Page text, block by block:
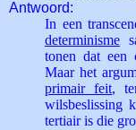
Antwoord:
In een
determinisme
tonen dat een
Maar het
primair feit,
wilsbeslissing
tertiair is die